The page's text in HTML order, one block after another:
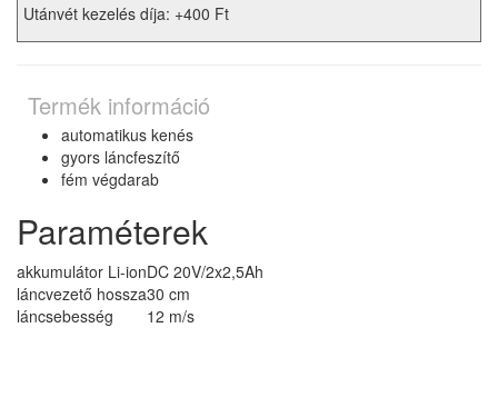
Utánvét kezelés díja: +400 Ft
Termék információ
automatikus kenés
gyors láncfeszítő
fém végdarab
Paraméterek
akkumulátor Li-ionDC 20V/2x2,5Ah
láncvezető hossza30 cm
láncsebesség
12 m/s